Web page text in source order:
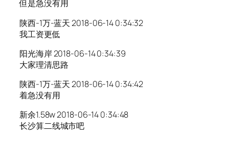
但是急没有用
陕西-1万-蓝天 2018-06-14 0:34:32
我工资更低
阳光海岸 2018-06-14 0:34:39
大家理清思路
陕西-1万-蓝天 2018-06-14 0:34:42
着急没有用
新余1.58w 2018-06-14 0:34:48
长沙算二线城市吧